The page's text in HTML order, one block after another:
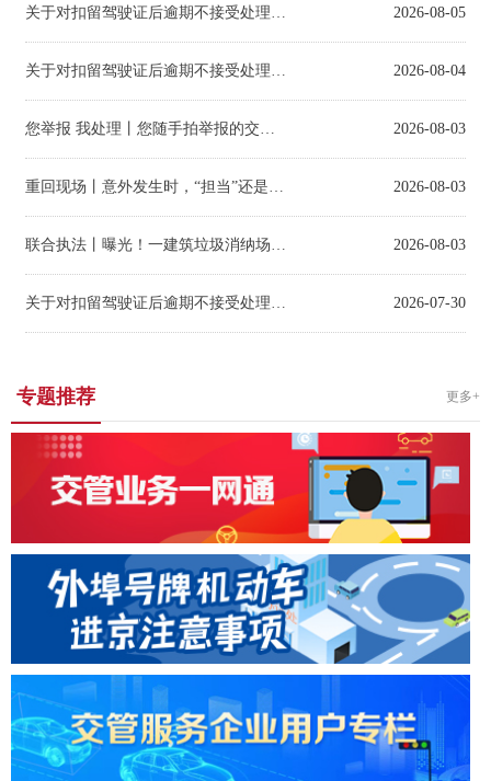
机动车驾驶人拟作出处罚决定
2026-08-05
机动车驾驶人拟作出处罚决定
2026-08-04
您举报 我处理丨您随手拍举报的交通违法已查处 2026-08-03
2026-08-03
2026-08-03
机动车驾驶人拟作出处罚决定
2026-07-30
专题推荐 更多+